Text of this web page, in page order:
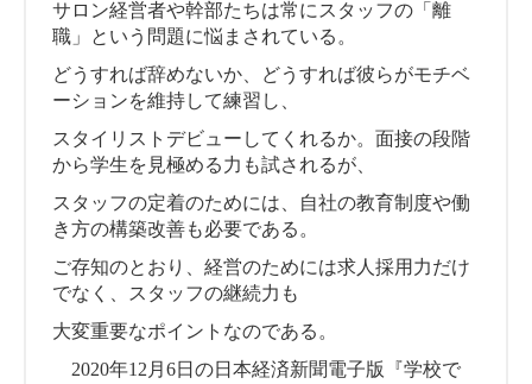
サロン経営者や幹部たちは常にスタッフの「離
職」という問題に悩まされている。
どうすれば辞めないか、どうすれば彼らがモチベ
ーションを維持して練習し、
スタイリストデビューしてくれるか。面接の段階
から学生を見極める力も試されるが、
スタッフの定着のためには、自社の教育制度や働
き方の構築改善も必要である。
ご存知のとおり、経営のためには求人採用力だけ
でなく、スタッフの継続力も
大変重要なポイントなのである。
2020年12月6日の日本経済新聞電子版『学校で